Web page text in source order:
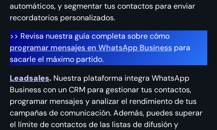
automáticos, y segmentar tus contactos para enviar
recordatorios personalizados.
>> Revisa nuestra guía completa sobre cómo
programar mensajes en WhatsApp Business para
sacarle el máximo partido.
Leadsales. Nuestra plataforma integra WhatsApp
Business con un CRM para gestionar tus contactos,
programar mensajes y analizar el rendimiento de tus
campañas de comunicación. Además, puedes superar
el límite de contactos de las listas de difusión y